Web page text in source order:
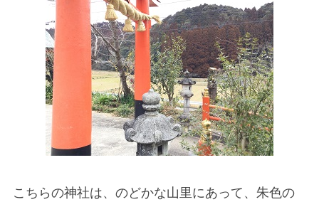
こちらの神社は、のどかな山里にあって、朱色の